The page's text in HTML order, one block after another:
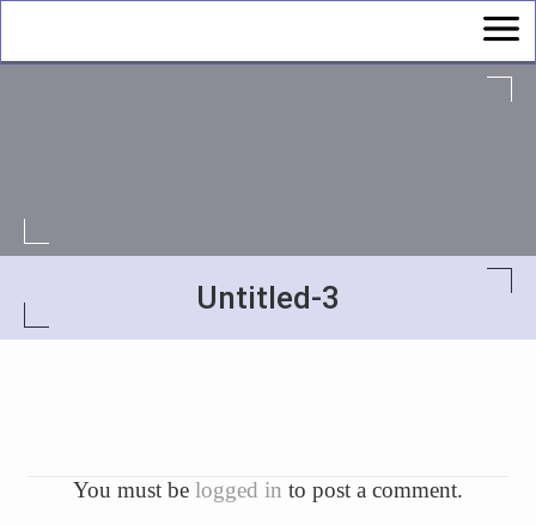
Untitled-3
You must be logged in to post a comment.